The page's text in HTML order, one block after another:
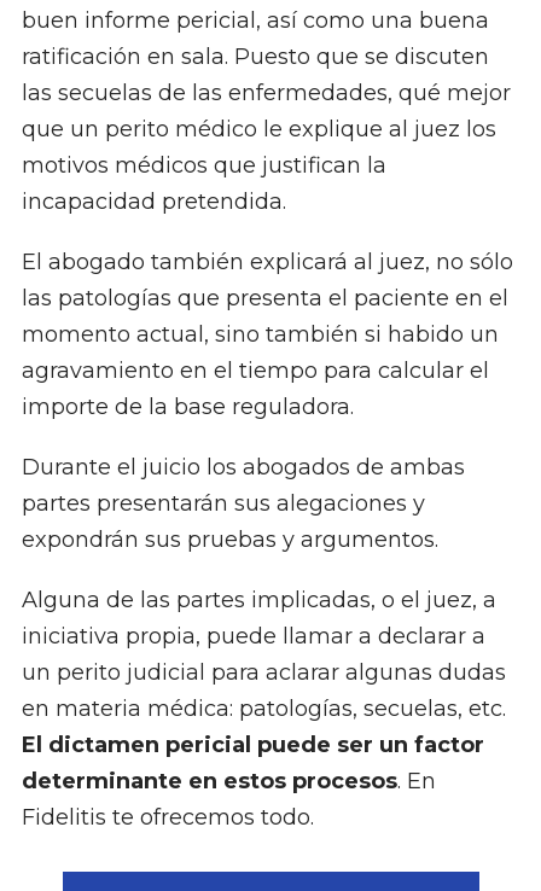
buen informe pericial, así como una buena
ratificación en sala. Puesto que se discuten
las secuelas de las enfermedades, qué mejor
que un perito médico le explique al juez los
motivos médicos que justifican la
incapacidad pretendida.
El abogado también explicará al juez, no sólo
las patologías que presenta el paciente en el
momento actual, sino también si habido un
agravamiento en el tiempo para calcular el
importe de la base reguladora.
Durante el juicio los abogados de ambas
partes presentarán sus alegaciones y
expondrán sus pruebas y argumentos.
Alguna de las partes implicadas, o el juez, a
iniciativa propia, puede llamar a declarar a
un perito judicial para aclarar algunas dudas
en materia médica: patologías, secuelas, etc.
El dictamen pericial puede ser un factor
determinante en estos procesos. En
Fidelitis te ofrecemos todo.